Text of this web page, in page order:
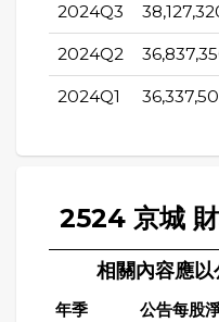
2024Q3
2024Q2
2024Q1
2524 京城
相關內容應
年季
公告每股